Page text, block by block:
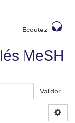
Ecoutez
MeSH
Valider